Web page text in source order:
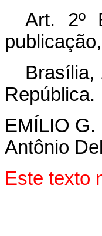
Art. 2º
Brasília,
República.
EMÍLIO G.
Antônio
Este texto